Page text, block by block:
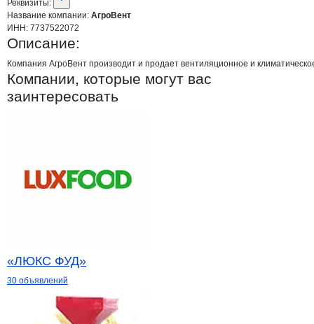
Реквизиты:
Название компании: АгроВент
ИНН: 7737522072
Описание:
Компания АгроВент производит и продает вентиляционное и
Компании, которые могут вас
заинтересовать
«ЛЮКС ФУД»
30 объявлений